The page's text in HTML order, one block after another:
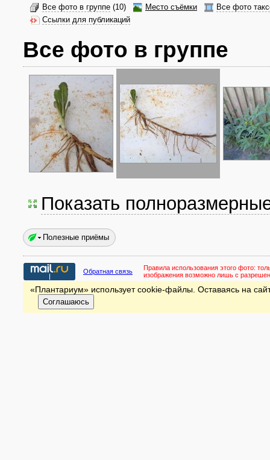
Все фото в группе (10) Место съёмки
Все фото
Ссылки для публикаций
Все фото в группе
Показать
Полезные приёмы
Обратная связь Правила использования этого фото:
изображения возможно лишь с
«Плантариум» использует cookie-файлы. Оставаясь на
Соглашаюсь